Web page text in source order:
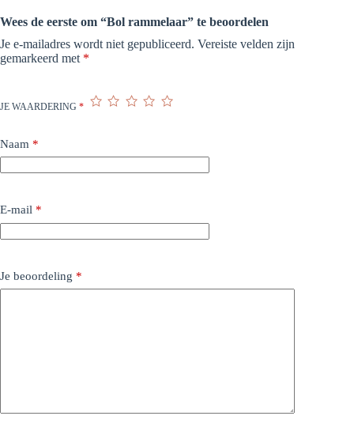
Wees de eerste om “Bol rammelaar” te beoordelen
Je e-mailadres wordt niet gepubliceerd. Vereiste velden zijn
gemarkeerd met *
JE WAARDERING *
Naam *
E-mail *
Je beoordeling *